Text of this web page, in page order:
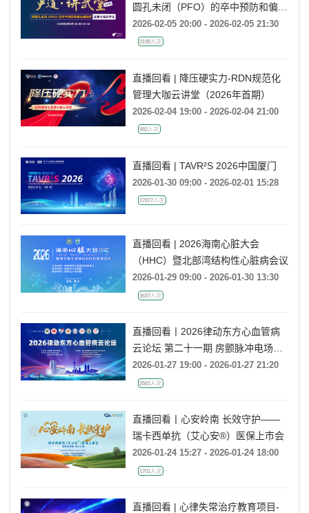
圆孔未闭（PFO）的卒中预防和偏头
痛治疗：证据与临床争议
2026-02-05 20:00 - 2026-02-05 21:30
3198人次
直播回看 | 降压硬实力-RDN规范化
管理大咖云讲堂（2026年首期）
2026-02-04 19:00 - 2026-02-04 21:00
982人次
直播回看 | TAVR²S 2026中国厦门
2026-01-30 09:00 - 2026-02-01 15:28
17877人次
直播回看 | 2026海南心脏大会
（HHC）暨北部湾结构性心脏病会议
2026-01-29 09:00 - 2026-01-30 13:30
3637人次
直播回看丨2026律动东方心血管病
云论坛 第二十一期 房颤脉冲电场消
融技术研讨
2026-01-27 19:00 - 2026-01-27 21:20
2581人次
直播回看丨心安岭南 长效守护——
瑞卡西单抗（艾心安®）医保上市会
2026-01-24 15:27 - 2026-01-24 18:00
1701人次
直播回看 | 心律失常治疗教育项目-